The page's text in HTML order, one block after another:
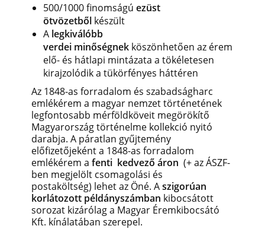
500/1000 finomságú ezüst
ötvözetből készült
A legkiválóbb
verdei minőségnek köszönhetően az érem
elő- és hátlapi mintázata a tökéletesen
kirajzolódik a tükörfényes háttéren
Az 1848-as forradalom és szabadságharc
emlékérem a magyar nemzet történetének
legfontosabb mérföldköveit megörökítő
Magyarország történelme kollekció nyitó
darabja. A páratlan gyűjtemény
előfizetőjeként a 1848-as forradalom
emlékérem a fenti kedvező áron (+ az ÁSZF-
ben megjelölt csomagolási és
postaköltség) lehet az Öné. Aszigorúan
korlátozott példányszámban kibocsátott
sorozat kizárólag a Magyar Éremkibocsátó
Kft. kínálatában szerepel.